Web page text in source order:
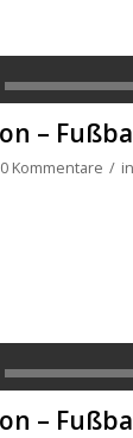
–
0 Kommentare / in
–